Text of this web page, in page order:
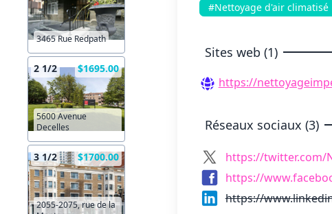
3465 Rue Redpath
2 1/2 $1695.00
5600 Avenue
Decelles
3 1/2 $1700.00
2055-2075, rue de la
#Nettoyage d'air climatisé
Sites web (1)
https://
Réseaux sociaux (3)
https://twitter.com/
https://
https://